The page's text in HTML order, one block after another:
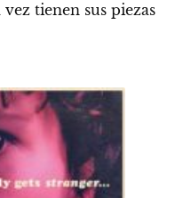
tienen sus piezas